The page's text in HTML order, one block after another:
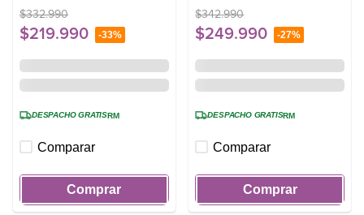
$332.990
$219.990 -33%
DESPACHO GRATISRM
Comparar
Comprar
$342.990
$249.990 -27%
DESPACHO GRATISRM
Comparar
Comprar